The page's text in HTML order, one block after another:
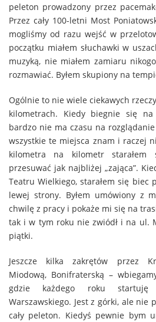
peleton prowadzony przez
Przez cały 100-letni Most
mogliśmy od razu wejść w
początku miałem słuchawki w
muzyką, nie miałem zamiaru
rozmawiać. Byłem skupiony na
Ogólnie to nie wiele ciekawych
kilometrach. Kiedy biegnie się
bardzo nie ma czasu na
wszystkie te miejsca znam i raczej
kilometra na kilometr
przesuwać jak najbliżej „zająca”.
Teatru Wielkiego, starałem się biec
lewej strony. Byłem umówiony z
chwilę z pracy i pokaże mi się na
tak i w tym roku nie zwiódł i na ul.
piątki.
Jeszcze kilka zakrętów przez
Miodową, Bonifraterską –
gdzie każdego roku
Warszawskiego. Jest z górki, ale nie
cały peleton. Kiedyś pewnie bym